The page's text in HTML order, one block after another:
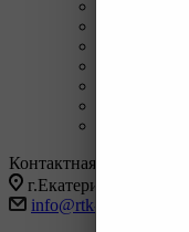
Контактная информация
г.Екатеринбург, ул
info@rtk-parts.ru